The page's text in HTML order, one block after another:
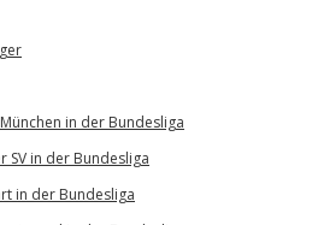
in der Bundesliga
SV in der Bundesliga
in der Bundesliga